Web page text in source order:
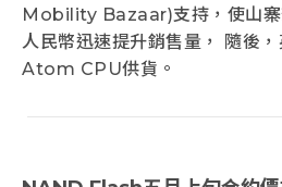
Mobility Bazaar)支持，使山寨
人民幣迅速提升銷售量， 隨後
Atom CPU供貨。